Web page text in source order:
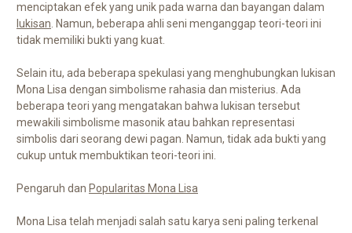
menciptakan efek yang unik pada warna dan bayangan dalam
lukisan . Namun, beberapa ahli seni menganggap teori-teori ini
tidak memiliki bukti yang kuat.
Selain itu, ada beberapa spekulasi yang menghubungkan lukisan
Mona Lisa dengan simbolisme rahasia dan misterius. Ada
beberapa teori yang mengatakan bahwa lukisan tersebut
mewakili simbolisme masonik atau bahkan representasi
simbolis dari seorang dewi pagan. Namun, tidak ada bukti yang
cukup untuk membuktikan teori-teori ini.
Pengaruh dan Popularitas Mona Lisa
Mona Lisa telah menjadi salah satu karya seni paling terkenal